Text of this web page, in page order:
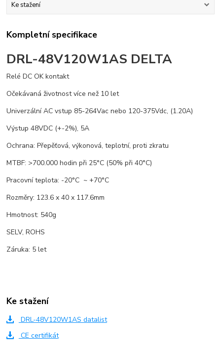
Ke stažení
Kompletní specifikace
DRL-48V120W1AS DELTA
Relé DC OK kontakt
Očekávaná životnost více než 10 let
Univerzální AC vstup 85-264Vac nebo 120-375Vdc, (1.20A)
Výstup 48VDC (+-2%), 5A
Ochrana: Přepěťová, výkonová, teplotní, proti zkratu
MTBF: >700.000 hodin při 25°C (50% při 40°C)
Pracovní teplota: -20°C ~ +70°C
Rozměry: 123.6 x 40 x 117.6mm
Hmotnost: 540g
SELV, ROHS
Záruka: 5 let
Ke stažení
DRL-48V120W1AS datalist
CE certifikát